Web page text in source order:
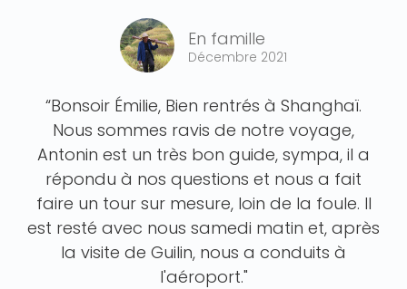
En famille
Décembre 2021
“Bonsoir Émilie, Bien rentrés à Shanghaï.
Nous sommes ravis de notre voyage,
Antonin est un très bon guide, sympa, il a
répondu à nos questions et nous a fait
faire un tour sur mesure, loin de la foule. Il
est resté avec nous samedi matin et, après
la visite de Guilin, nous a conduits à
l'aéroport."